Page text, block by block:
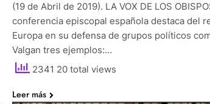
(19 de Abril de 2019). LA VOX DE LOS
conferencia episcopal española destaca del
Europa en su defensa de grupos políticos
Valgan tres ejemplos:…
2341 20 total views
Leer más